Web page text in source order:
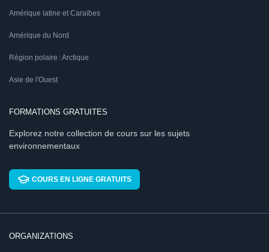
Amérique latine et Caraïbes
Amérique du Nord
Région polaire : Arctique
Asie de l'Ouest
FORMATIONS GRATUITES
Explorez notre collection de cours sur les sujets
environnementaux
COURS EN LIGNE GRATUITS
ORGANIZATIONS